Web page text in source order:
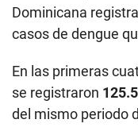
Dominicana
casos de dengue
En las primeras
se registraron
del mismo periodo